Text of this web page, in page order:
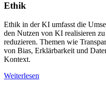
Ethik
Ethik in der KI umfasst die
den Nutzen von KI realisieren
reduzieren. Themen wie
von Bias, Erklärbarkeit und
Kontext.
Weiterlesen